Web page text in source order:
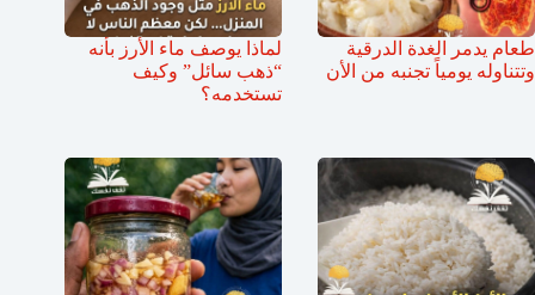
طعام يدمر الغدة الدرقية
وتتناوله يومياً تجنبه من الأن
لماذا يوصف ماء الأرز بأنه
“ذهب سائل” وكيف
تستخدمه؟